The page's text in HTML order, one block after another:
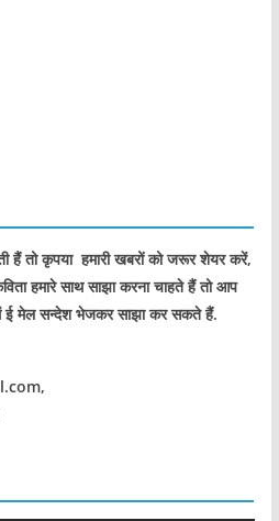
हैं तो कृपया हमारी खबरों को जरूर शेयर करें,
हमारे साथ साझा करना चाहते हैं तो आप
ई मेल सन्देश भेजकर साझा कर सकते हैं.